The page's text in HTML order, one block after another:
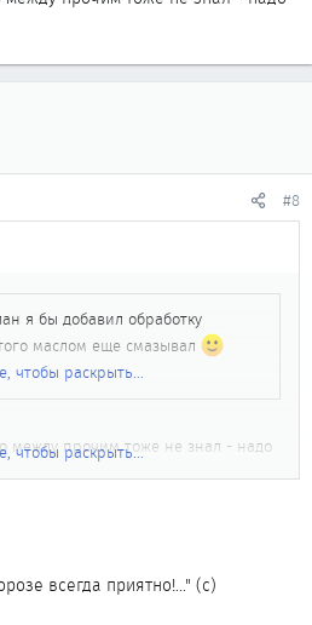
#8
я бы добавил обработку
маслом еще смазывал
чтобы раскрыть...
между прочим тоже не знал - надо
чтобы раскрыть...
всегда приятно!..." (с)